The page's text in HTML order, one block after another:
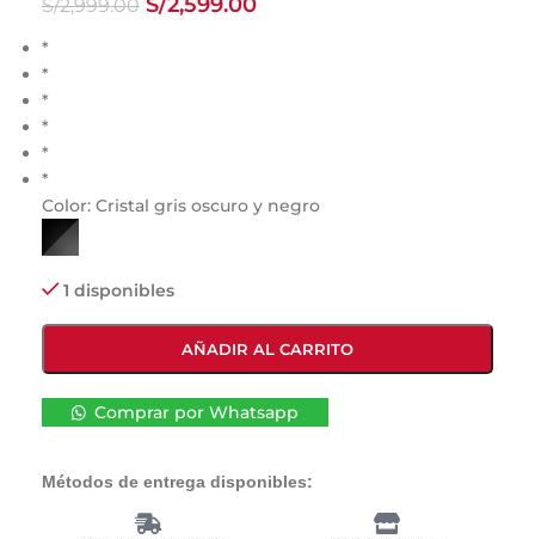
S/2,999.00
*
*
*
*
*
*
Color: Cristal gris oscuro y negro
1 disponibles
AÑADIR AL CARRITO
Comprar por Whatsapp
Métodos de entrega disponibles: